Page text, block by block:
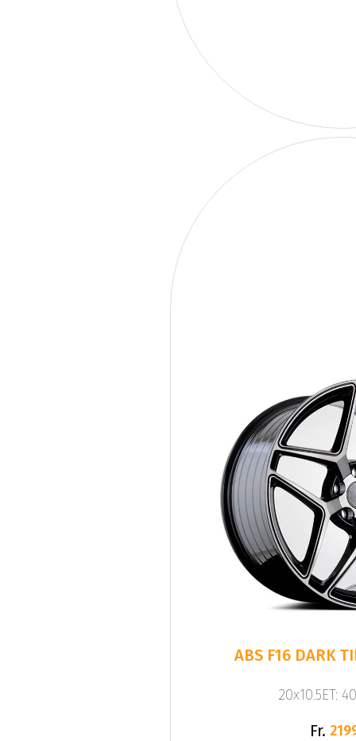
20x10.5ET:
Fr.